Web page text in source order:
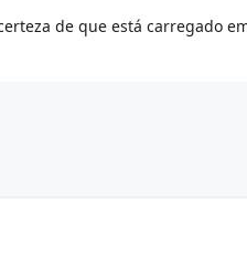
de que está carregado